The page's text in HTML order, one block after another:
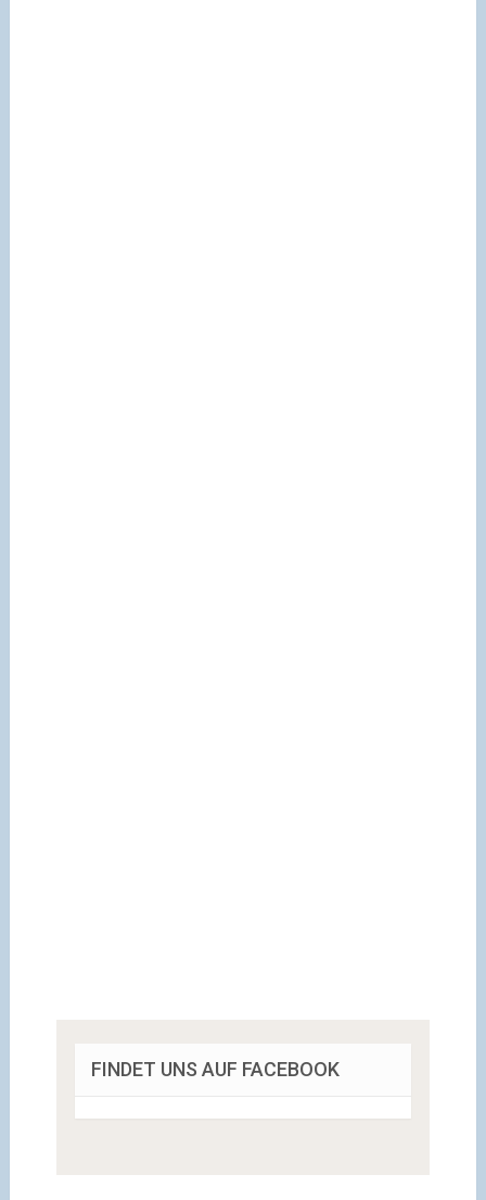
FINDET UNS AUF FACEBOOK